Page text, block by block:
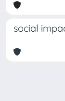
social